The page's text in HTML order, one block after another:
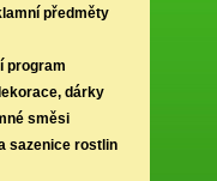
předměty
program
dárky
směsi
sazenice rostlin